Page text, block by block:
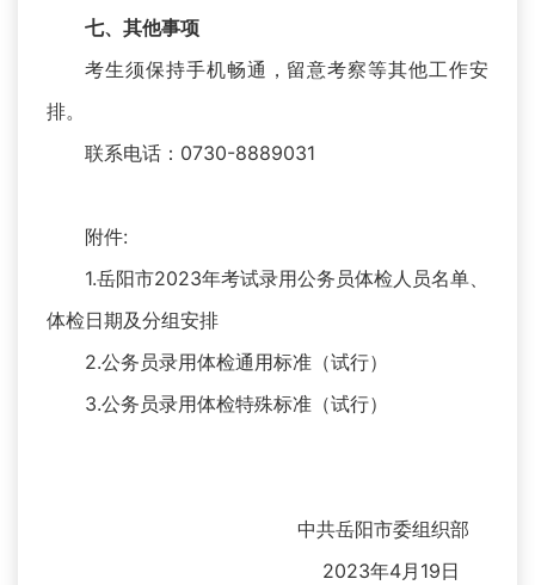
七、其他事项
考生须保持手机畅通，留意考察等其他工作安
排。
联系电话：0730-8889031
附件:
1.岳阳市2023年考试录用公务员体检人员名单、
体检日期及分组安排
2.公务员录用体检通用标准（试行）
3.公务员录用体检特殊标准（试行）
中共岳阳市委组织部
2023年4月19日